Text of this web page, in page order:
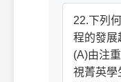
22.下列
程的發展
(A)由注
視菁英學